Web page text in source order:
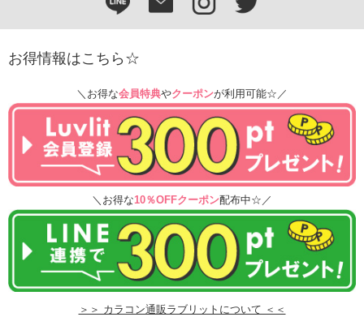
お得情報はこちら☆
＼お得な会員特典やクーポンが利用可能☆／
＼お得な10％OFFクーポン配布中☆／
＞＞ カラコン通販ラブリットについて ＜＜